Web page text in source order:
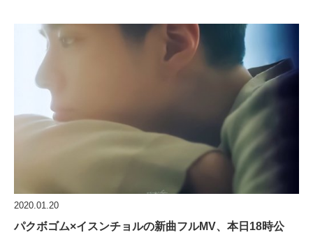
2020.01.20
パクボゴム×イスンチョルの新曲フルMV、本日18時公